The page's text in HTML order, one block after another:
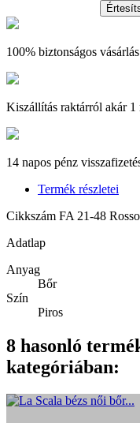
100% biztonságos vásárlás
Kiszállítás raktárról akár 1
14 napos pénz
Termék részletei
Cikkszám FA 21-48 Rosso
Adatlap
Anyag
Bőr
Szín
Piros
8 hasonló
kategóriában: